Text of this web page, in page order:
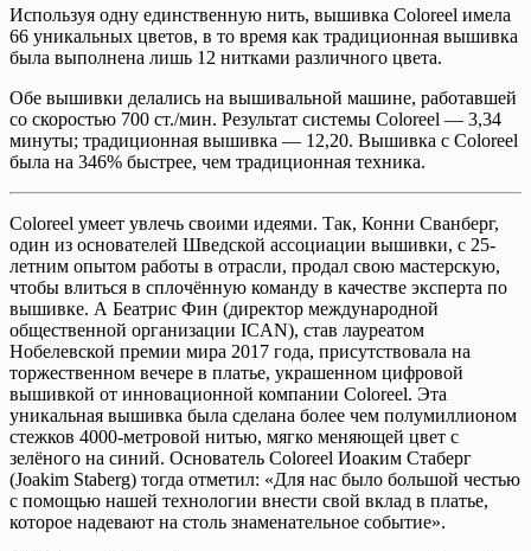
Используя одну единственную нить, вышивка Coloreel имела
66 уникальных цветов, в то время как традиционная вышивка
была выполнена лишь 12 нитками различного цвета.
Обе вышивки делались на вышивальной машине, работавшей
со скоростью 700 ст./мин. Результат системы Coloreel — 3,34
минуты; традиционная вышивка — 12,20. Вышивка с Coloreel
была на 346% быстрее, чем традиционная техника.
Coloreel умеет увлечь своими идеями. Так, Конни Сванберг,
один из основателей Шведской ассоциации вышивки, с 25-
летним опытом работы в отрасли, продал свою мастерскую,
чтобы влиться в сплочённую команду в качестве эксперта по
вышивке. А Беатрис Фин (директор международной
общественной организации ICAN), став лауреатом
Нобелевской премии мира 2017 года, присутствовала на
торжественном вечере в платье, украшенном цифровой
вышивкой от инновационной компании Coloreel. Эта
уникальная вышивка была сделана более чем полумиллионом
стежков 4000-метровой нитью, мягко меняющей цвет с
зелёного на синий. Основатель Coloreel Иоаким Стаберг
(Joakim Staberg) тогда отметил: «Для нас было большой честью
с помощью нашей технологии внести свой вклад в платье,
которое надевают на столь знаменательное событие».